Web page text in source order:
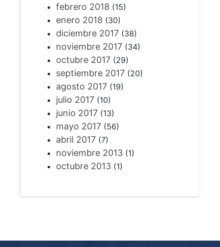
febrero 2018 (15)
enero 2018 (30)
diciembre 2017(38)
noviembre 2017(34)
octubre 2017(29)
septiembre 2017(20)
agosto 2017(19)
julio 2017(10)
junio 2017(13)
mayo 2017(56)
abril 2017(7)
noviembre 2013(1)
octubre 2013(1)